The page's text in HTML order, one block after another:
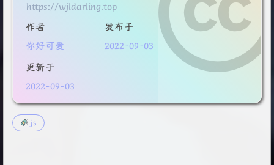
15
18
19
21
22
23
24
//time方法表示计时开始，timeEnd方法表示计时结束
//用来新建一个性能测试器（
console
profileEnd () //用来结束正在运行的性能测
console
//上面这两个方法用于将显示的信息分组。它只在输出
console
https://wjldarling.top
作者
你好可爱
发布于
2022-09-03
更新于
2022-09-03
js